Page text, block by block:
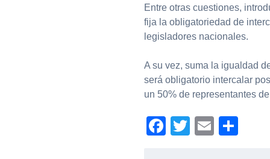
Entre otras cuestiones,
fija la obligatoriedad de
legisladores nacionales.
A su vez, suma la igualdad
será obligatorio intercalar
un 50% de representantes
Facebook
TwitterEmail